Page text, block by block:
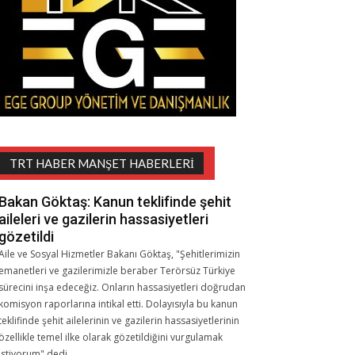
TRT HABER MANŞET HABERLERI
Göktaş: Kanun teklifinde şehit
ve gazilerin hassasiyetleri
ve Sosyal Hizmetler Bakanı Göktaş, "Şehitlerimizin
ve gazilerimizle beraber Terörsüz Türkiye
inşa edeceğiz. Onların hassasiyetleri doğrudan
raporlarına intikal etti. Dolayısıyla bu kanun
şehit ailelerinin ve gazilerin hassasiyetlerinin
temel ilke olarak gözetildiğini vurgulamak